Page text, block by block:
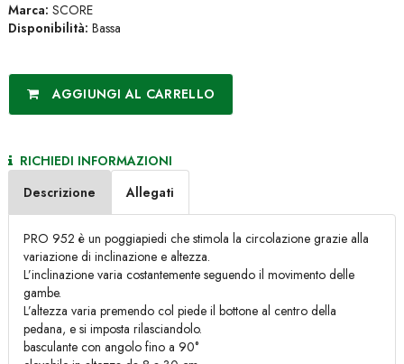
Marca: SCORE
Disponibilità: Bassa
AGGIUNGI AL CARRELLO
RICHIEDI INFORMAZIONI
Descrizione
Allegati
PRO 952 è un poggiapiedi che stimola la circolazione grazie alla
variazione di inclinazione e altezza.
L’inclinazione varia costantemente seguendo il movimento delle
gambe.
L’altezza varia premendo col piede il bottone al centro della
pedana, e si imposta rilasciandolo.
basculante con angolo fino a 90°